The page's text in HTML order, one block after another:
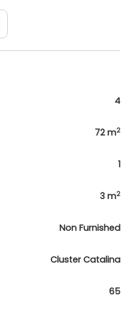
4
72m2
1
3 m2
Non Furnished
Cluster Catalina
65